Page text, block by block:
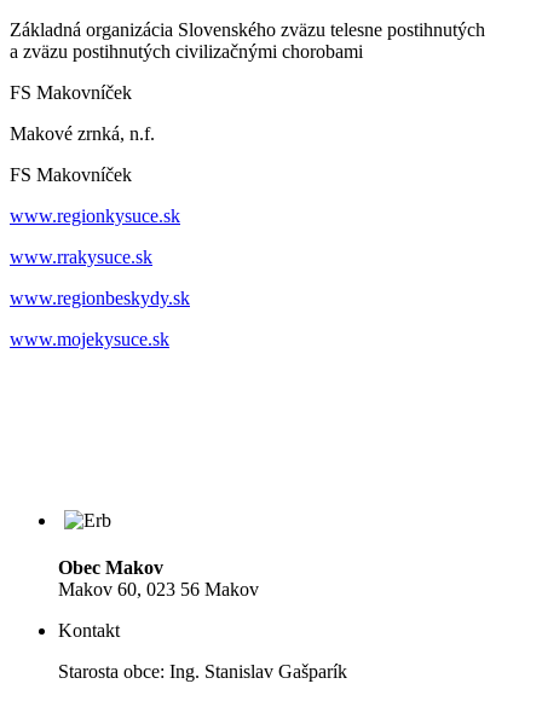
Základná organizácia Slovenského zväzu telesne postihnutých
a zväzu postihnutých civilizačnými chorobami
FS Makovníček
Makové zrnká, n.f.
FS Makovníček
www.regionkysuce.sk
www.rrakysuce.sk
www.regionbeskydy.sk
www.mojekysuce.sk
Obec Makov
Makov 60, 023 56 Makov
Kontakt
Starosta obce: Ing. Stanislav Gašparík